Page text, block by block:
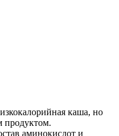
каша, но
продуктом.
аминокислот и